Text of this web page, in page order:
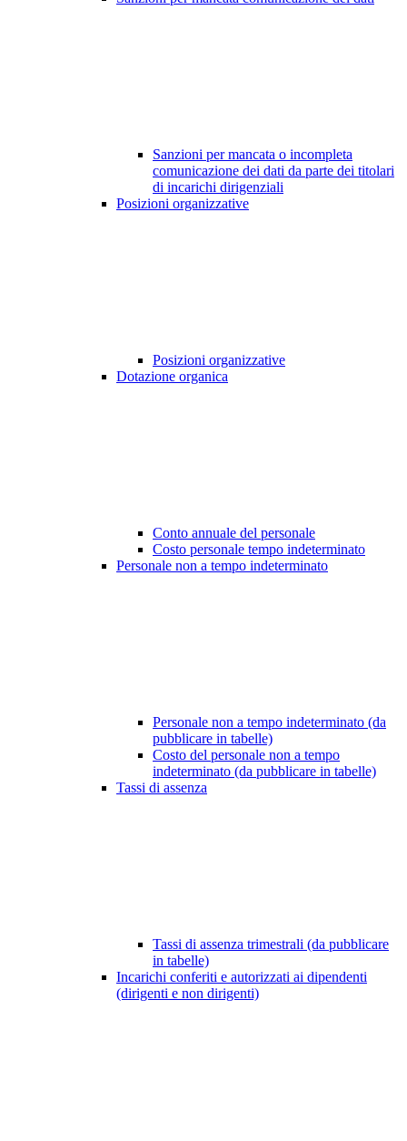
Sanzioni per mancata o incompleta
comunicazione dei dati da parte dei titolari
di incarichi dirigenziali
Posizioni organizzative
Posizioni organizzative
Dotazione organica
Conto annuale del personale
Costo personale tempo indeterminato
Personale non a tempo indeterminato
Personale non a tempo indeterminato (da
pubblicare in tabelle)
Costo del personale non a tempo
indeterminato (da pubblicare in tabelle)
Tassi di assenza
Tassi di assenza trimestrali (da pubblicare
in tabelle)
Incarichi conferiti e autorizzati ai dipendenti
(dirigenti e non dirigenti)